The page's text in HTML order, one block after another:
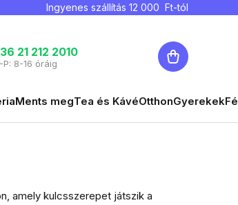
Ingyenes szállítás 12 000 Ft-tól
21 212 2010
P: 8-16 óráig
Kosár
Ments megTea és KávéOtthonGyerekek
amely kulcsszerepet játszik a